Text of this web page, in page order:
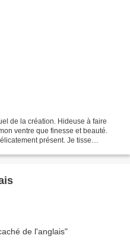
de la création. Hideuse à faire
ventre que finesse et beauté.
présent. Je tisse